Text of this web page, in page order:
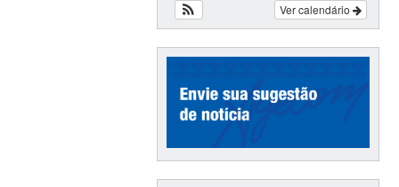
Ver calendário